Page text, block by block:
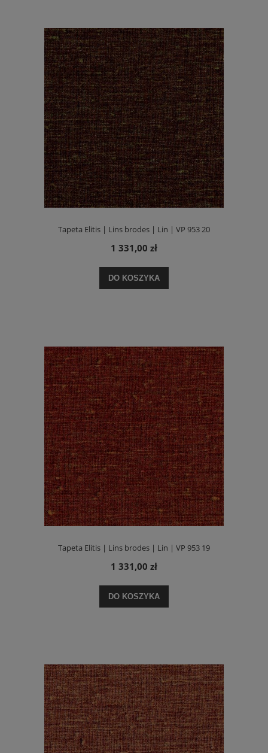
Tapeta Elitis | Lins brodes | Lin | VP 953 20
1 331,00 zł
DO KOSZYKA
Tapeta Elitis | Lins brodes | Lin | VP 953 19
1 331,00 zł
DO KOSZYKA